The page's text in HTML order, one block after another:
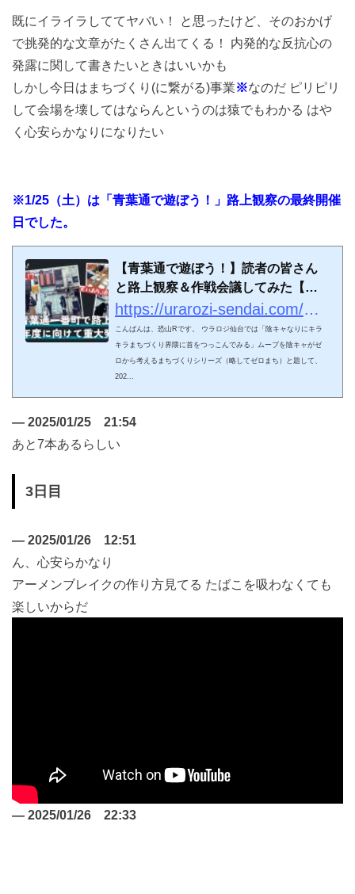
既にイライラしててヤバい！ と思ったけど、そのおかげ
で挑発的な文章がたくさん出てくる！ 内発的な反抗心の
発露に関して書きたいときはいいかも
しかし今日はまちづくり(に繋がる)事業※なのだ ピリピリ
して会場を壊してはならんというのは猿でもわかる はや
く心安らかなりになりたい
※1/25（土）は「青葉通で遊ぼう！」路上観察の最終開催
日でした。
【青葉通で遊ぼう！】読者の皆さん
と路上観察＆作戦会議してみた【青
葉通一番町〜文化横丁・いろは横丁
エリア】 - ウラロジ仙台
https://urarozi-sendai.com/pr_contents/10382/
こんばんは、恐山Rです。 ウラロジ仙台では「陰キャなりにキラ
キラまちづくり界隈に首をつっこんでみる」ムーブを陰キャがゼ
ロから考えるまちづくりシリーズ（略してゼロまち）と題して、
202...
— 2025/01/25 21:54
あと7本あるらしい
3日目
— 2025/01/26 12:51
ん、心安らかなり
アーメンブレイクの作り方見てる たばこを吸わなくても
楽しいからだ
— 2025/01/26 22:33